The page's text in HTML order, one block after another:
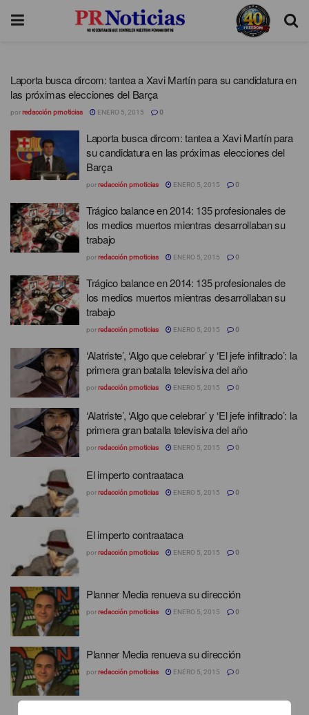
Laporta busca dircom: tantea a Xavi Martín para su candidatura en
las próximas elecciones del Barça
porredacción prnoticias ENERO 5, 2015 0
Laporta busca dircom: tantea a Xavi Martín para
su candidatura en las próximas elecciones del
Barça
porredacción prnoticias ENERO 5, 2015 0
Trágico balance en 2014: 135 profesionales de
los medios muertos mientras desarrollaban su
trabajo
porredacción prnoticias ENERO 5, 2015 0
Trágico balance en 2014: 135 profesionales de
los medios muertos mientras desarrollaban su
trabajo
porredacción prnoticias ENERO 5, 2015 0
‘Alatriste’, ‘Algo que celebrar’ y ‘El jefe infiltrado’: la
primera gran batalla televisiva del año
porredacción prnoticias ENERO 5, 2015 0
‘Alatriste’, ‘Algo que celebrar’ y ‘El jefe infiltrado’: la
primera gran batalla televisiva del año
porredacción prnoticias ENERO 5, 2015 0
El imperto contraataca
porredacción prnoticias ENERO 5, 2015 0
El imperto contraataca
porredacción prnoticias ENERO 5, 2015 0
Planner Media renueva su dirección
porredacción prnoticias ENERO 5, 2015 0
Planner Media renueva su dirección
porredacción prnoticias ENERO 5, 2015 0